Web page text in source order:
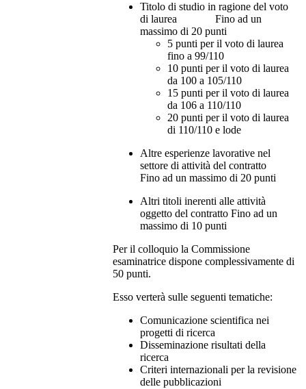
Titolo di studio in ragione del voto
di laurea Fino ad un
massimo di 20 punti
5 punti per il voto di laurea
fino a 99/110
10 punti per il voto di laurea
da 100 a 105/110
15 punti per il voto di laurea
da 106 a 110/110
20 punti per il voto di laurea
di 110/110 e lode
Altre esperienze lavorative nel
settore di attività del contratto
Fino ad un massimo di 20 punti
Altri titoli inerenti alle attività
oggetto del contratto Fino ad un
massimo di 10 punti
Per il colloquio la Commissione
esaminatrice dispone complessivamente di
50 punti.
Esso verterà sulle seguenti tematiche:
Comunicazione scientifica nei
progetti di ricerca
Disseminazione risultati della
ricerca
Criteri internazionali per la revisione
delle pubblicazioni